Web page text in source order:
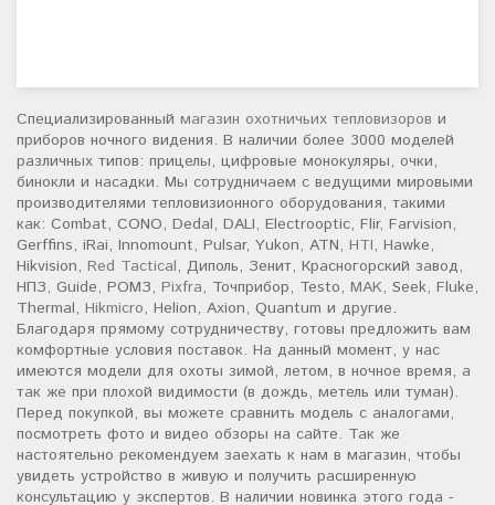
Специализированный магазин охотничьих тепловизоров и
приборов ночного видения. В наличии более 3000 моделей
различных типов: прицелы, цифровые монокуляры, очки,
бинокли и насадки. Мы сотрудничаем с ведущими мировыми
производителями тепловизионного оборудования, такими
как: Combat, CONO, Dedal, DALI, Electrooptic, Flir, Farvision,
Gerffins, iRai, Innomount, Pulsar, Yukon, ATN, HTI, Hawke,
Hikvision, Red Tactical, Диполь, Зенит, Красногорский завод,
НПЗ, Guide, РОМЗ, Pixfra, Точприбор, Testo, MAK, Seek, Fluke,
Thermal, Hikmicro, Helion, Axion, Quantum и другие.
Благодаря прямому сотрудничеству, готовы предложить вам
комфортные условия поставок. На данный момент, у нас
имеются модели для охоты зимой, летом, в ночное время, а
так же при плохой видимости (в дождь, метель или туман).
Перед покупкой, вы можете сравнить модель с аналогами,
посмотреть фото и видео обзоры на сайте. Так же
настоятельно рекомендуем заехать к нам в магазин, чтобы
увидеть устройство в живую и получить расширенную
консультацию у экспертов. В наличии новинка этого года -